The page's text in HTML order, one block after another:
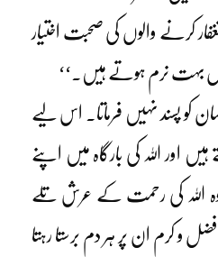
کرنے والوں کی صحبت اختیار
بہت نرم ہوتے ہیں۔‘‘
کو پسند نہیں فرماتا۔ اس لیے
اور اللہ کی بارگاہ میں اپنے
وہ اللہ کی رحمت کے عرش تلے
و کرم ان پر ہر دم برستا رہتا